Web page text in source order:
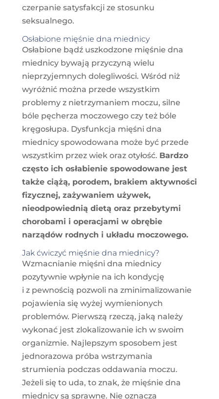
czerpanie satysfakcji ze stosunku
seksualnego.
Osłabione mięśnie dna miednicy
Osłabione bądź uszkodzone mięśnie dna
miednicy bywają przyczyną wielu
nieprzyjemnych dolegliwości. Wśród niż
wyróżnić można przede wszystkim
problemy z nietrzymaniem moczu, silne
bóle pęcherza moczowego czy też bóle
kręgosłupa. Dysfunkcja mięśni dna
miednicy spowodowana może być przede
wszystkim przez wiek oraz otyłość. Bardzo
często ich osłabienie spowodowane jest
także ciążą, porodem, brakiem aktywności
fizycznej, zażywaniem używek,
nieodpowiednią dietą oraz przebytymi
chorobami i operacjami w obrębie
narządów rodnych i układu moczowego.
Jak ćwiczyć mięśnie dna miednicy?
Wzmacnianie mięśni dna miednicy
pozytywnie wpłynie na ich kondycję
i z pewnością pozwoli na zminimalizowanie
pojawienia się wyżej wymienionych
problemów. Pierwszą rzeczą, jaką należy
wykonać jest zlokalizowanie ich w swoim
organizmie. Najlepszym sposobem jest
jednorazowa próba wstrzymania
strumienia podczas oddawania moczu.
Jeżeli się to uda, to znak, że mięśnie dna
miednicy są sprawne. Nie oznacza